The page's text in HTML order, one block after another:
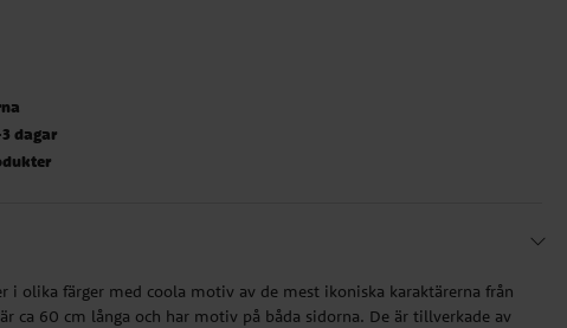
dagar
i olika färger med coola motiv av de mest ikoniska karaktärerna från
ca 60 cm långa och har motiv på båda sidorna. De är tillverkade av